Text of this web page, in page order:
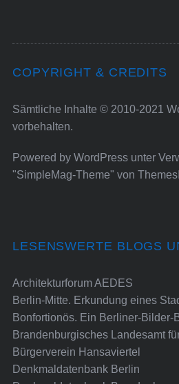
COPYRIGHT & CREDITS
Sämtliche Inhalte © 2010-2021
vorbehalten.
Powered by WordPressunter
"SimpleMag-Theme" von
LESENSWERTE BLOGS
Architekturforum AEDES
Berlin-Mitte. Erkundung eines
Bonfortionös. Ein Berliner-Bilder-
Brandenburgisches Landesamt
Bürgerverein Hansaviertel
Denkmaldatenbank Berlin